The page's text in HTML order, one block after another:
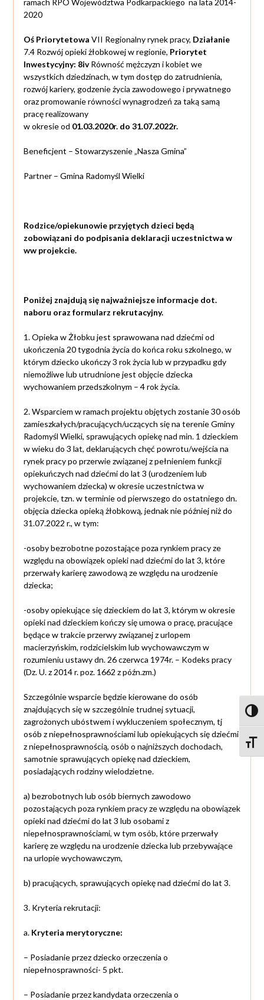
2020
Oś Priorytetowa VII Regionalny rynek pracy, Działanie
7.4 Rozwój opieki żłobkowej w regionie, Priorytet
Inwestycyjny: 8ivRówność mężczyzn i kobiet we
wszystkich dziedzinach, w tym dostęp do zatrudnienia,
rozwój kariery, godzenie życia zawodowego i prywatnego
oraz promowanie równości wynagrodzeń za taką samą
pracę realizowany
w okresie od 01.03.2020r. do 31.07.2022r.
Beneficjent – Stowarzyszenie „Nasza Gmina”
Partner – Gmina Radomyśl Wielki
Rodzice/opiekunowie przyjętych dzieci będą
zobowiązani do podpisania deklaracji uczestnictwa w
ww projekcie.
Poniżej znajdują się najważniejsze informacje dot.
naboru oraz formularz rekrutacyjny.
1. Opieka w Żłobku jest sprawowana nad dziećmi od
ukończenia 20 tygodnia życia do końca roku szkolnego, w
którym dziecko ukończy 3 rok życia lub w przypadku gdy
niemożliwe lub utrudnione jest objęcie dziecka
wychowaniem przedszkolnym – 4 rok życia.
2. Wsparciem w ramach projektu objętych zostanie 30 osób
zamieszkałych/pracujących/uczących się na terenie Gminy
Radomyśl Wielki, sprawujących opiekę nad min. 1 dzieckiem
w wieku do 3 lat, deklarujących chęć powrotu/wejścia na
rynek pracy po przerwie związanej z pełnieniem funkcji
opiekuńczych nad dziećmi do lat 3 (urodzeniem lub
wychowaniem dziecka) w okresie uczestnictwa w
projekcie, tzn. w terminie od pierwszego do ostatniego dn.
objęcia dziecka opieką żłobkową, jednak nie później niż do
31.07.2022 r., w tym:
-osoby bezrobotne pozostające poza rynkiem pracy ze
względu na obowiązek opieki nad dziećmi do lat 3, które
przerwały karierę zawodową ze względu na urodzenie
dziecka;
-osoby opiekujące się dzieckiem do lat 3, którym w okresie
opieki nad dzieckiem kończy się umowa o pracę, pracujące
będące w trakcie przerwy związanej z urlopem
macierzyńskim, rodzicielskim lub wychowawczym w
rozumieniu ustawy dn. 26 czerwca 1974r. – Kodeks pracy
(Dz. U. z 2014 r. poz. 1662 z późn.zm.)
Szczególnie wsparcie będzie kierowane do osób
znajdujących się w szczególnie trudnej sytuacji,
zagrożonych ubóstwem i wykluczeniem społecznym, tj
osób z niepełnosprawnościami lub opiekujących się dziećmi
z niepełnosprawnością, osób o najniższych dochodach,
samotnie sprawujących opiekę nad dzieckiem,
posiadających rodziny wielodzietne.
a) bezrobotnych lub osób biernych zawodowo
pozostających poza rynkiem pracy ze względu na obowiązek
opieki nad dziećmi do lat 3 lub osobami z
niepełnosprawnościami, w tym osób, które przerwały
karierę ze względu na urodzenie dziecka lub przebywające
na urlopie wychowawczym,
b) pracujących, sprawujących opiekę nad dziećmi do lat 3.
3. Kryteria rekrutacji:
a. Kryteria merytoryczne:
– Posiadanie przez dziecko orzeczenia o
niepełnosprawności- 5 pkt.
– Posiadanie przez kandydata orzeczenia o